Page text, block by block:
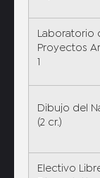
Laboratorio
Proyectos
Dibujo del
(2 cr.)
Electivo